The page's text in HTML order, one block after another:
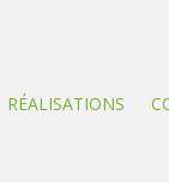
RÉALISATIONS